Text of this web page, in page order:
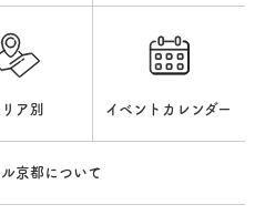
ア別 イベントカレンダー
京都について